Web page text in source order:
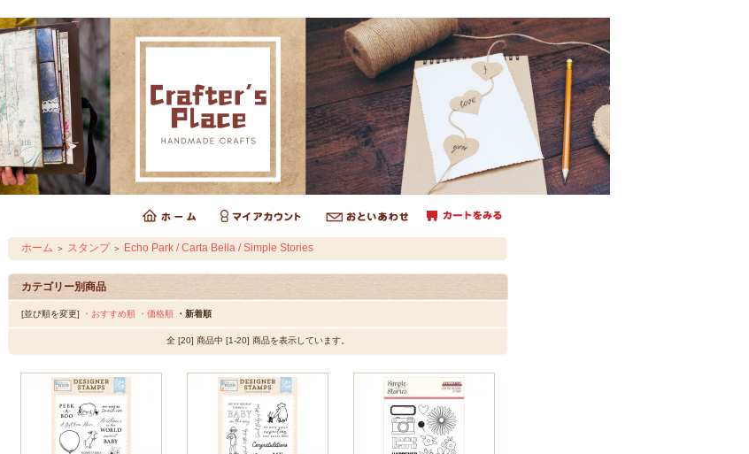
ホーム ＞ スタンプ ＞ Echo Park / Carta Bella / Simple Stories
カテゴリー別商品
[並び順を変更] ・おすすめ順 ・価格順 ・新着順
全 [20] 商品中 [1-20] 商品を表示しています。